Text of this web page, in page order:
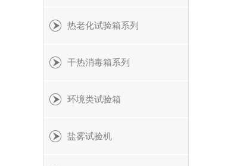
热老化试验箱系列
干热消毒箱系列
环境类试验箱
盐雾试验机